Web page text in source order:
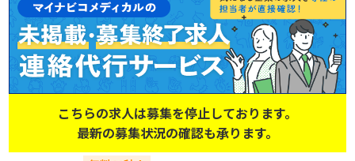
こちらの求人は募集を停止しております。
最新の募集状況の確認も承ります。